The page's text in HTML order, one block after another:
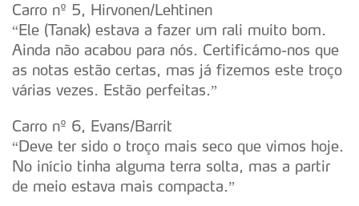
Carro nº 5, Hirvonen/Lehtinen
“Ele (Tanak) estava a fazer um rali muito bom.
Ainda não acabou para nós. Certificámo-nos que
as notas estão certas, mas já fizemos este troço
várias vezes. Estão perfeitas.”
Carro nº 6, Evans/Barrit
“Deve ter sido o troço mais seco que vimos hoje.
No início tinha alguma terra solta, mas a partir
de meio estava mais compacta.”